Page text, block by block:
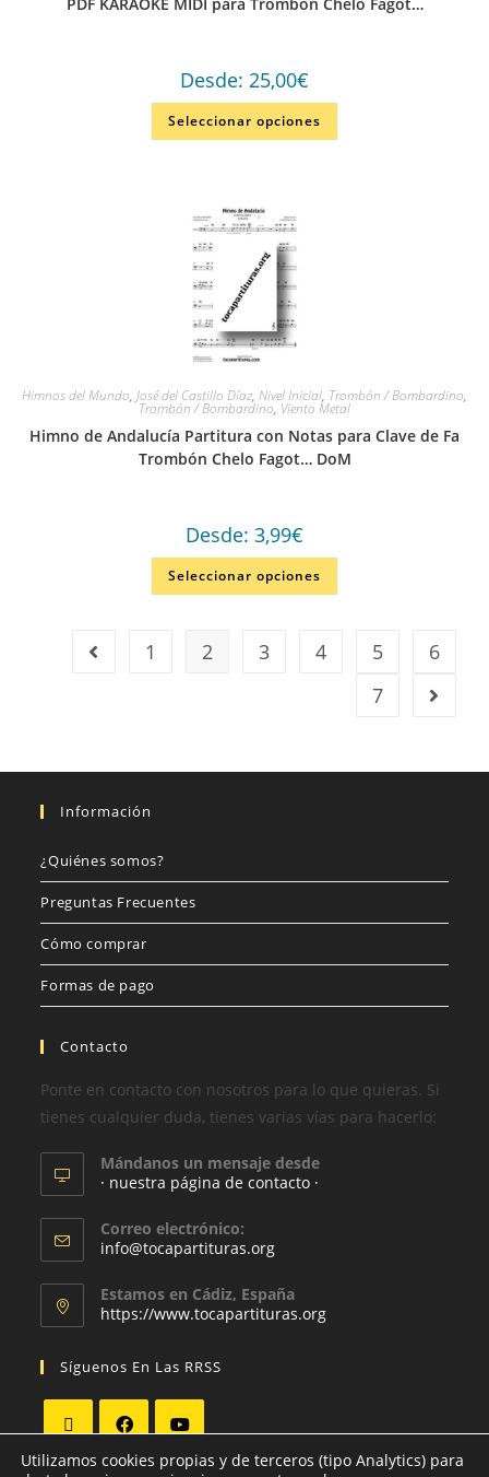
Desde: 25,00€
Seleccionar opciones
Himnos del Mundo, José del Castillo Díaz, Nivel Inicial, Trombón / Bombardino,
Trombón / Bombardino, Viento Metal
Himno de Andalucía Partitura con Notas para Clave de Fa
Trombón Chelo Fagot… DoM
Desde: 3,99€
Seleccionar opciones
1 2 3 4 5
6
7
Información
¿Quiénes somos?
Preguntas Frecuentes
Cómo comprar
Formas de pago
Contacto
Ponte en contacto con nosotros para lo que quieras. Si
tienes cualquier duda, tienes varias vías para hacerlo:
Mándanos un mensaje desde
· nuestra página de contacto ·
Correo electrónico:
info@tocapartituras.org
Estamos en Cádiz, España
https://www.tocapartituras.org
Síguenos En Las RRSS
Utilizamos cookies propias y de terceros (tipo Analytics) para